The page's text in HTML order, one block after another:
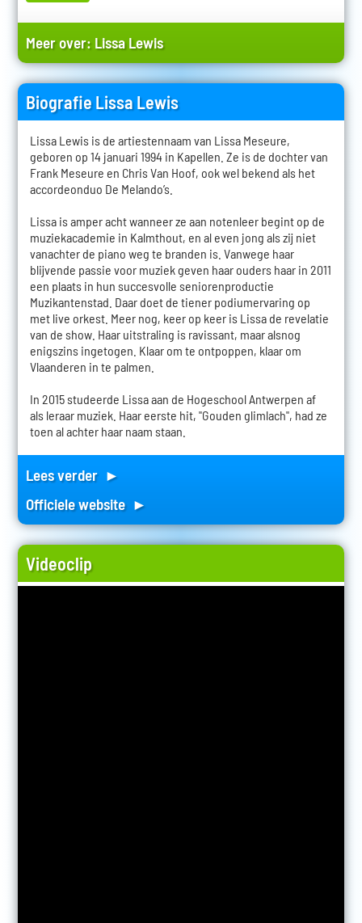
Meer over: Lissa Lewis
Biografie Lissa Lewis
Lissa Lewis is de artiestennaam van Lissa Meseure,
geboren op 14 januari 1994 in Kapellen. Ze is de dochter van
Frank Meseure en Chris Van Hoof, ook wel bekend als het
accordeonduo De Melando’s.
Lissa is amper acht wanneer ze aan notenleer begint op de
muziekacademie in Kalmthout, en al even jong als zij niet
vanachter de piano weg te branden is. Vanwege haar
blijvende passie voor muziek geven haar ouders haar in 2011
een plaats in hun succesvolle seniorenproductie
Muzikantenstad. Daar doet de tiener podiumervaring op
met live orkest. Meer nog, keer op keer is Lissa de revelatie
van de show. Haar uitstraling is ravissant, maar alsnog
enigszins ingetogen. Klaar om te ontpoppen, klaar om
Vlaanderen in te palmen.
In 2015 studeerde Lissa aan de Hogeschool Antwerpen af
als leraar muziek. Haar eerste hit, "Gouden glimlach", had ze
toen al achter haar naam staan.
Lees verder ►
Officiele website ►
Videoclip